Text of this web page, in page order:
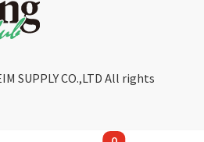
SUPPLY CO.,LTD All rights